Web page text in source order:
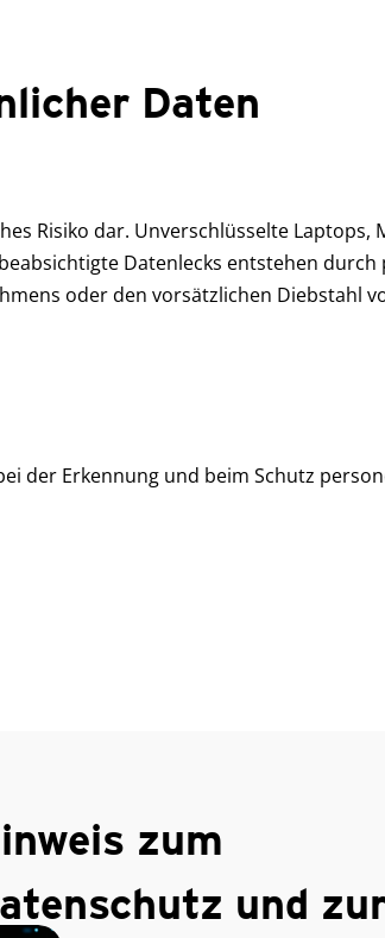
Daten
Risiko dar. Unverschlüsselte Laptops,
Datenlecks entstehen durch
oder den vorsätzlichen Diebstahl
der Erkennung und beim Schutz
zum
und